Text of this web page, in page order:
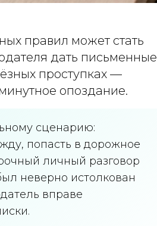
правил может стать
дать письменные
проступках —
опоздание.
сценарию:
попасть в дорожное
личный разговор
неверно истолкован
вправе